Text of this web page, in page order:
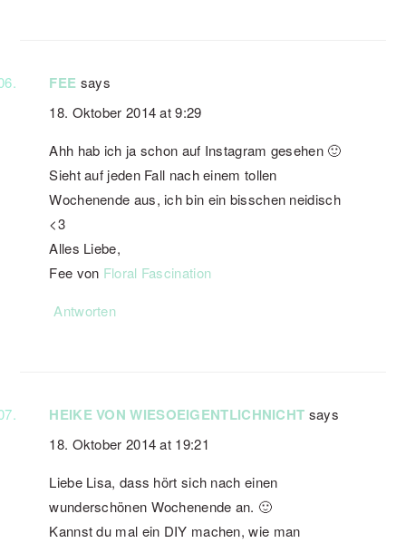
FEE says
18. Oktober 2014 at 9:29
Ahh hab ich ja schon auf Instagram gesehen 🙂
Sieht auf jeden Fall nach einem tollen
Wochenende aus, ich bin ein bisschen neidisch
<3
Alles Liebe,
Fee von Floral Fascination
Antworten
HEIKE VON WIESOEIGENTLICHNICHT says
18. Oktober 2014 at 19:21
Liebe Lisa, dass hört sich nach einen
wunderschönen Wochenende an. 🙂
Kannst du mal ein DIY machen, wie man